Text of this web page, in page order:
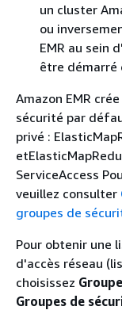
un cluster
ou
EMR au sein
être démarré
Amazon EMR
sécurité par
privé :
ServiceAccess
veuillez consulter
groupes de
Pour obtenir une
d'accès réseau
choisissez
Groupes de